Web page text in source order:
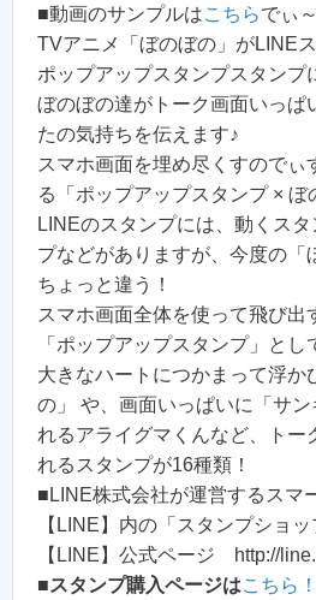
■動画のサンプルはこちらでぃ
TVアニメ「ぼのぼの」がLINE
ポップアップスタンプスタンプ
ぼのぼの達がトーク画面いっぱ
たの気持ちを伝えます♪
スマホ画面を埋め尽くすので
る「ポップアップスタンプ × ぼ
LINEのスタンプには、動くス
プなどがありますが、今度の「
ちょっと違う！
スマホ画面全体を使って飛び出
「ポップアップスタンプ」と
大きなハートにつかまって浮か
の」 や、画面いっぱいに「サン
れるアライグマくんなど、トー
れるスタンプが16種類！
■LINE株式会社が運営するスマ
【LINE】内の「スタンプショッ
【LINE】公式ページ http://
■スタンプ購入ページはこちら！